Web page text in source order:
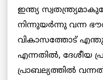
ഇന്ത്യ
നിന്നുയര്‍ന്നു വന്ന
വികാസത്തോട്
എന്നതില്‍, ദേശീയ
പ്രാബല്യത്തില്‍